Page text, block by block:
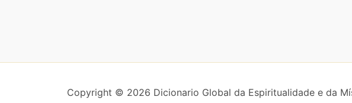
Copyright © 2026 Dicionario Global da Espiritualidade e da